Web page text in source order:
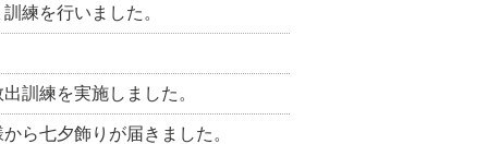
練を行いました。
訓練を実施しました。
ら七夕飾りが届きました。